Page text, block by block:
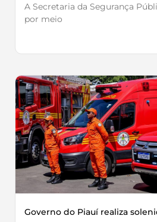
A Secretaria da Segurança
por meio
Governo do Piauí realiza